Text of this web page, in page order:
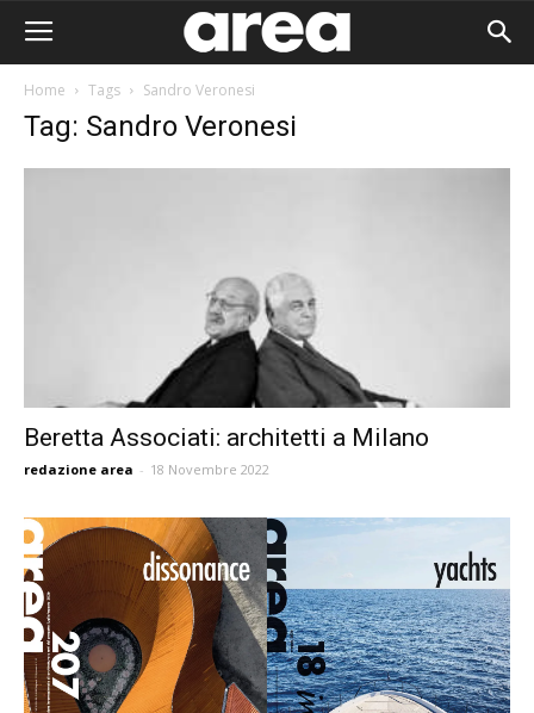
Home Tags Sandro Veronesi
Tag: Sandro Veronesi
Beretta Associati: architetti a Milano
redazione area - 18 Novembre 2022